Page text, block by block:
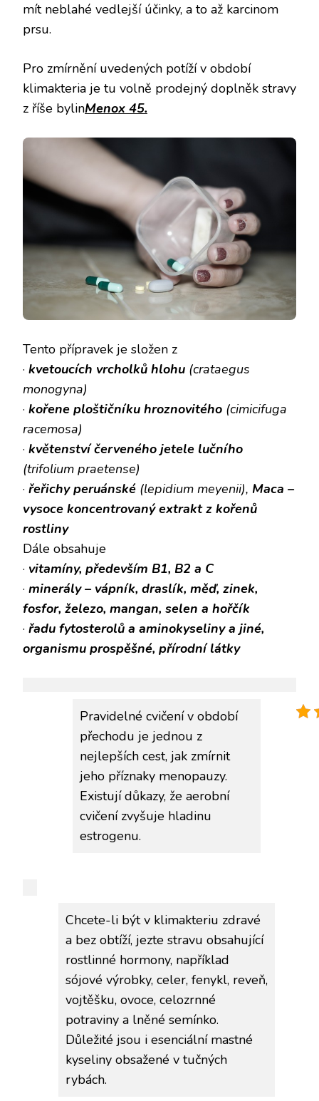
mít neblahé vedlejší účinky, a to až karcinom
prsu.
Pro zmírnění uvedených potíží v období
klimakteria je tu volně prodejný doplněk stravy
z říše bylinMenox 45.
Tento přípravek je složen z
· kvetoucích vrcholků hlohu (crataegus
monogyna)
· kořene ploštičníku hroznovitého (cimicifuga
racemosa)
· květenství červeného jetele lučního
(trifolium praetense)
· řeřichy peruánské (lepidium meyenii), Maca –
vysoce koncentrovaný extrakt z kořenů
rostliny
Dále obsahuje
· vitamíny, především B1, B2 a C
· minerály – vápník, draslík, měď, zinek,
fosfor, železo, mangan, selen a hořčík
· řadu fytosterolů a aminokyseliny a jiné,
organismu prospěšné, přírodní látky
Pravidelné cvičení v období
přechodu je jednou z
nejlepších cest, jak zmírnit
jeho příznaky menopauzy.
Existují důkazy, že aerobní
cvičení zvyšuje hladinu
estrogenu.
Chcete-li být v klimakteriu zdravé
a bez obtíží, jezte stravu obsahující
rostlinné hormony, například
sójové výrobky, celer, fenykl, reveň,
vojtěšku, ovoce, celozrnné
potraviny a lněné semínko.
Důležité jsou i esenciální mastné
kyseliny obsažené v tučných
rybách.